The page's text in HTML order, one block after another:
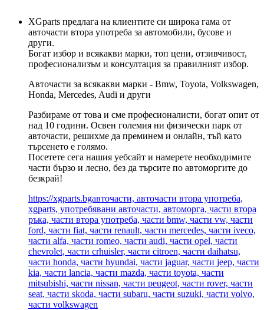
XGparts предлага на клиентите си широка гама от
авточасти втора употреба за автомобили, бусове и
други.
Богат избор и всякакви марки, топ цени, отзивчивост,
професионализъм и консултация за правилният избор.
Авточасти за всякакви марки - Bmw, Toyota, Volkswagen,
Honda, Mercedes, Audi и други
Разбираме от това и сме професионалисти, богат опит от
над 10 години. Освен големия ни физически парк от
авточасти, решихме да преминем и онлайн, тъй като
търсенето е голямо.
Посетете сега нашия уебсайт и намерете необходимите
части бързо и лесно, без да търсите по автоморгите до
безкрай!
https://xgparts.bgавточасти, авточасти втора употреба,
xgparts, употребявани авточасти, автоморга, части втора
ръка, части втора употреба, части bmw, части vw, части
ford, части fiat, части renault, части mercedes, части iveco,
части alfa, части romeo, части audi, части opel, части
chevrolet, части crhuisler, части citroen, части daihatsu,
части honda, части hyundai, части jaguar, части jeep, части
kia, части lancia, части mazda, части toyota, части
mitsubishi, части nissan, части peugeot, части rover, части
seat, части skoda, части subaru, части suzuki, части volvo,
части volkswagen